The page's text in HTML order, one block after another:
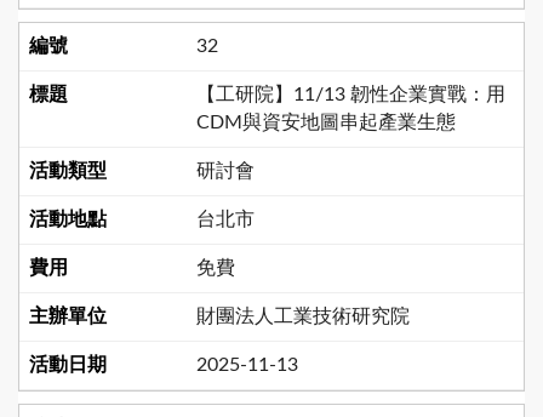
32
【工研院】11/13 韌性企業實戰：用
CDM與資安地圖串起產業生態
研討會
台北市
免費
財團法人工業技術研究院
2025-11-13